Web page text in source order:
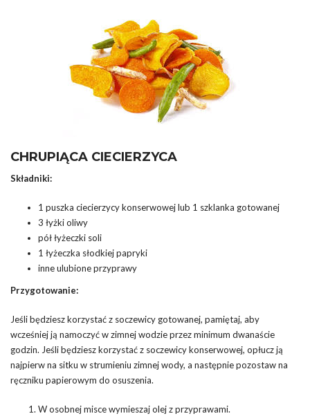
CHRUPIĄCA CIECIERZYCA
Składniki:
1 puszka ciecierzycy konserwowej lub 1 szklanka gotowanej
3 łyżki oliwy
pół łyżeczki soli
1 łyżeczka słodkiej papryki
inne ulubione przyprawy
Przygotowanie:
Jeśli będziesz korzystać z soczewicy gotowanej, pamiętaj, aby
wcześniej ją namoczyć w zimnej wodzie przez minimum dwanaście
godzin. Jeśli będziesz korzystać z soczewicy konserwowej, opłucz ją
najpierw na sitku w strumieniu zimnej wody, a następnie pozostaw na
ręczniku papierowym do osuszenia.
W osobnej misce wymieszaj olej z przyprawami.